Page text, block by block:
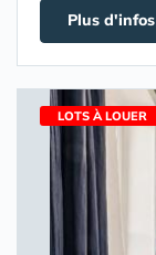
Plus d'infos
LOTS À LOUER